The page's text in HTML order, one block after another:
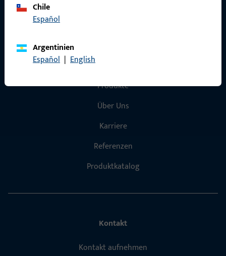
Chile
Español
Argentinien
Español | EnglishSchnelleinstieg
Produkte
Über Uns
Karriere
Referenzen
Produktkatalog
Kontakt
Kontakt aufnehmen